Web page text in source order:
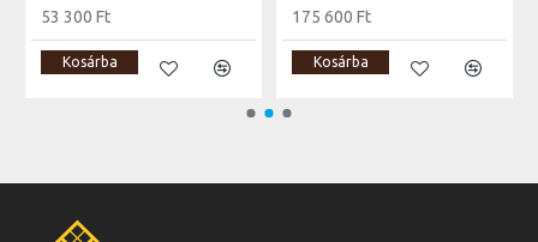
53 300 Ft
Kosárba
175 600 Ft
Kosárba